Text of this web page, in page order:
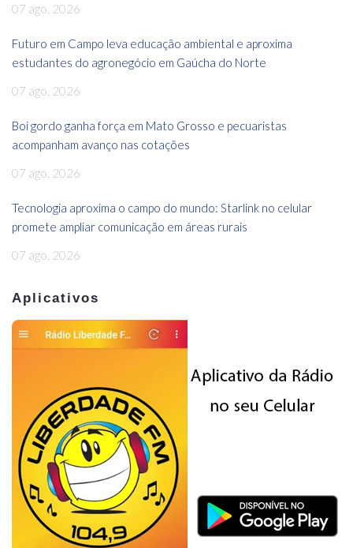
07 ago, 2026
Futuro em Campo leva educação ambiental e aproxima
estudantes do agronegócio em Gaúcha do Norte
07 ago, 2026
Boi gordo ganha força em Mato Grosso e pecuaristas
acompanham avanço nas cotações
07 ago, 2026
Tecnologia aproxima o campo do mundo: Starlink no celular
promete ampliar comunicação em áreas rurais
07 ago, 2026
Aplicativos